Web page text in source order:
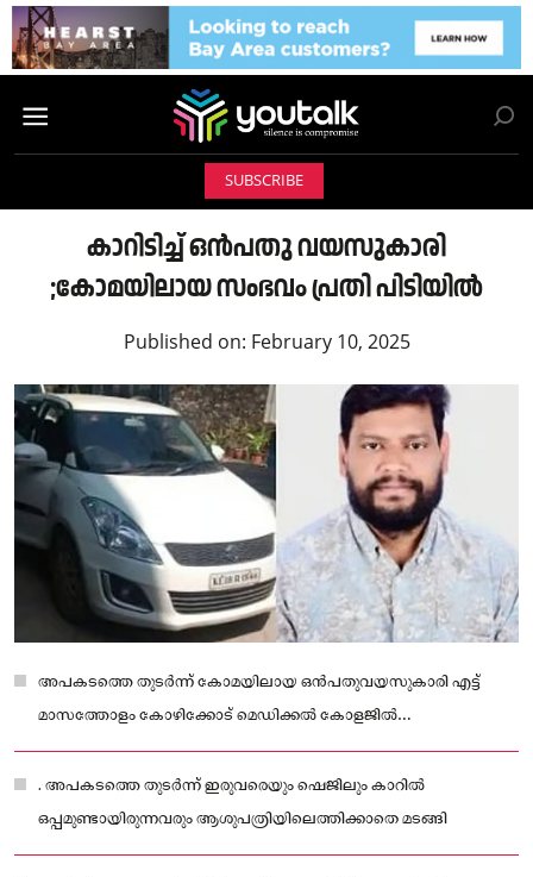
SUBSCRIBE
കാറിടിച്ച് ഒന്‍പതു വയസുകാരി
;കോമയിലായ സംഭവo പ്രതി പിടിയില്‍
Published on: February 10, 2025
അപകടത്തെ തുടര്‍ന്ന് കോമയിലായ ഒന്‍പതുവയസുകാരി എട്ട്
മാസത്തോളം കോഴിക്കോട് മെഡിക്കല്‍ കോളജില്‍
ചികിത്സയിലായിരുന്നു.
. അപകടത്തെ തുടര്‍ന്ന് ഇരുവരെയും ഷെജിലും കാറില്‍
ഒപ്പമുണ്ടായിരുന്നവരും ആശുപത്രിയിലെത്തിക്കാതെ മടങ്ങി